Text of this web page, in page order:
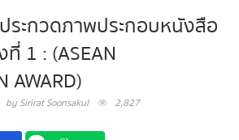
ระกวดภาพประกอบหนังสือ
1 : (ASEAN
AWARD)
by Sirirat Soonsakul 2,827